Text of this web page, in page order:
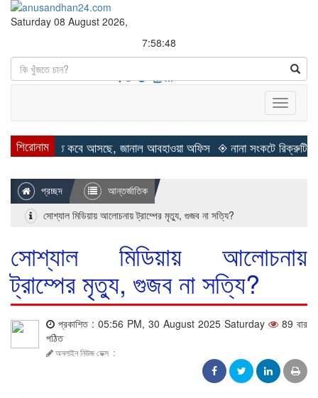
Saturday 08 August 2026,
7:58:49
Search
Toggle
শিরোনাম
শীত কবে আসছে, জানাল আবহাওয়া অফিস ◈ নানা সংকটে রিক্রুটিং এজেন্সি,
প্রচ্ছদ
আন্তর্জাতিক
সোশ্যাল মিডিয়ায় আলোচনায় ট্রাম্পের মৃত্যু, গুজব না সত্যি?
সোশ্যাল মিডিয়ায় আলোচনায়
ট্রাম্পের মৃত্যু, গুজব না সত্যি?
প্রকাশিত : 05:56 PM, 30 August 2025 Saturday
89 বার
পঠিত
অনলাইন নিউজ ডেক্স :